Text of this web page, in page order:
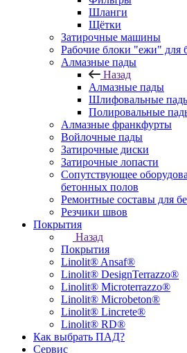
Шланги
Щётки
Затирочные машины
Рабочие блоки "ежи" для
Алмазные пады
Назад
Алмазные пады
Шлифовальные
Полировальные
Алмазные франкфурты
Войлочные пады
Затирочные диски
Затирочные лопасти
Сопутствующее
бетонных полов
Ремонтные составы для
Резчики швов
Покрытия
Назад
Покрытия
Linolit® Ansaf®
Linolit® DesignTerrazzo®
Linolit® Microterrazzo®
Linolit® Microbeton®
Linolit® Lincrete®
Linolit® RD®
Как выбрать ПАД?
Сервис